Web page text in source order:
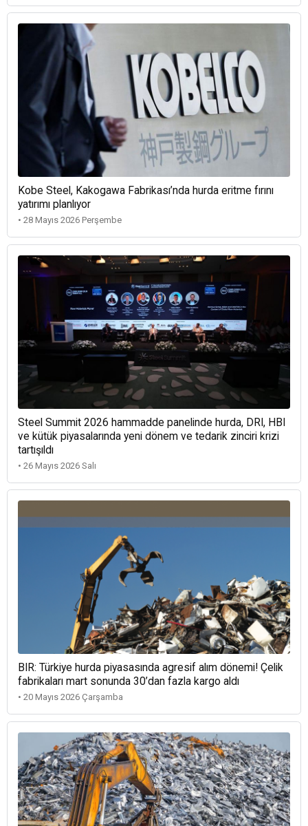
Kobe Steel, Kakogawa Fabrikası’nda hurda eritme fırını
yatırımı planlıyor
• 28 Mayıs 2026 Perşembe
Steel Summit 2026 hammadde panelinde hurda, DRI, HBI
ve kütük piyasalarında yeni dönem ve tedarik zinciri krizi
tartışıldı
• 26 Mayıs 2026 Salı
BIR: Türkiye hurda piyasasında agresif alım dönemi! Çelik
fabrikaları mart sonunda 30’dan fazla kargo aldı
• 20 Mayıs 2026 Çarşamba